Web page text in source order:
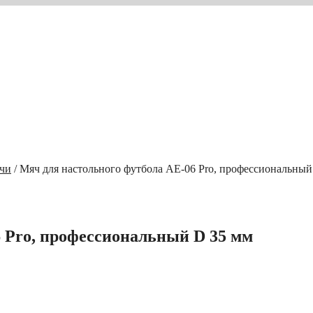
/ Мяч для настольного футбола AE-06 Pro, профессиональный
Pro, профессиональный D 35 мм